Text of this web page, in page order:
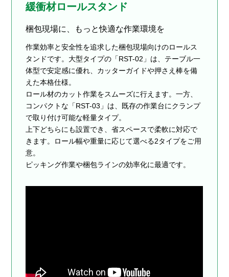
緩衝材ロールスタンド
梱包現場に、もっと快適な作業環境を
作業効率と安全性を追求した梱包現場向けのロールス
タンドです。大型タイプの「RST-02」は、テーブル一
体型で安定感に優れ、カッターガイドや押さえ棒を備
えた本格仕様。
ロール材のカット作業をスムーズに行えます。一方、
コンパクトな「RST-03」は、既存の作業台にクランプ
で取り付け可能な軽量タイプ。
上下どちらにも設置でき、省スペースで柔軟に対応で
きます。ロール幅や重量に応じて選べる2タイプをご用
意。
ピッキング作業や梱包ラインの効率化に最適です。